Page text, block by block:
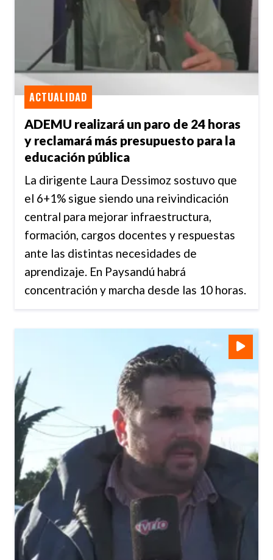
ADEMU realizará un paro de 24 horas
y reclamará más presupuesto para la
educación pública
ACTUALIDAD
La dirigente Laura Dessimoz sostuvo que
el 6+1% sigue siendo una reivindicación
central para mejorar infraestructura,
formación, cargos docentes y respuestas
ante las distintas necesidades de
aprendizaje. En Paysandú habrá
concentración y marcha desde las 10 horas.